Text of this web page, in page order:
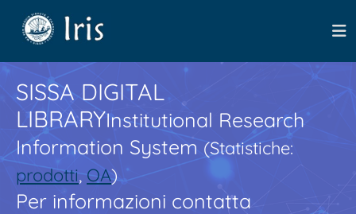
SISSA DIGITAL
LIBRARYInstitutional Research
Information System(Statistiche:
prodotti,OA)
Per informazioni contatta